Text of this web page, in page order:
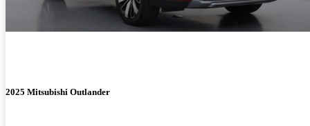
2025 Mitsubishi Outlander